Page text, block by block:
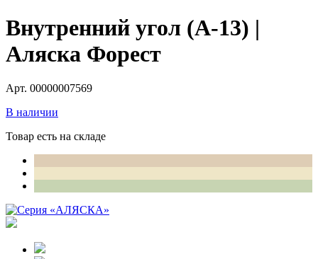
Внутренний угол (A-13) |
Аляска Форест
Арт. 00000007569
В наличии
Товар есть на складе